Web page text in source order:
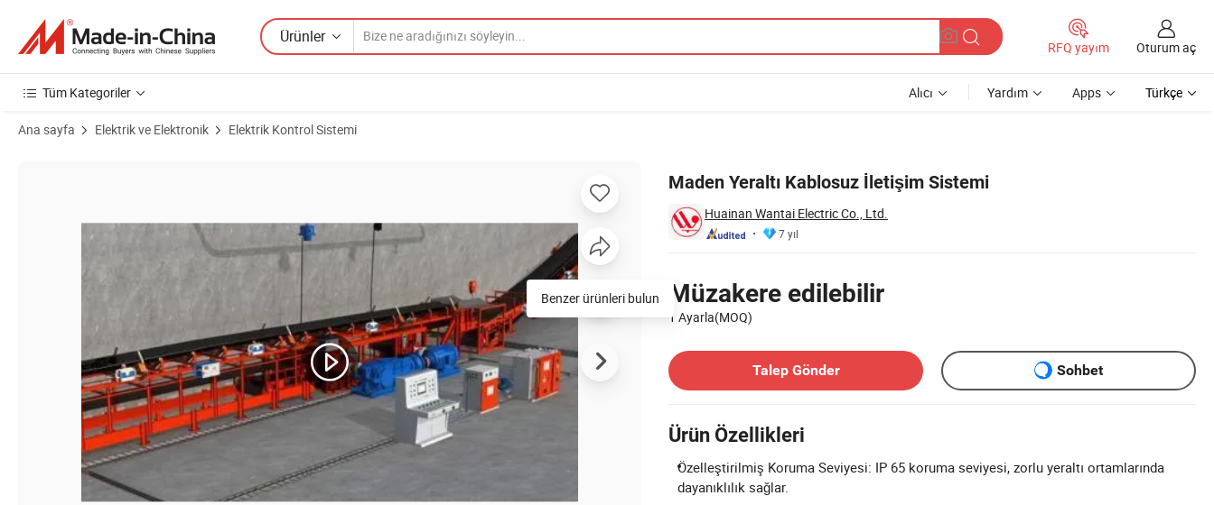
Ürünler
RFQ yayım Oturum aç
Tüm Kategoriler Alıcı Yardım Apps Türkçe
Ana sayfa Elektrik ve Elektronik Elektrik Kontrol Sistemi
Maden Yeraltı Kablosuz İletişim Sistemi
Huainan Wantai Electric Co., Ltd.
7 yıl
Müzakere edilebilir
1 Ayarla(MOQ)
Talep Gönder
Sohbet
Ürün Özellikleri
Özelleştirilmiş Koruma Seviyesi: IP 65 koruma seviyesi, zorlu yeraltı ortamlarında
dayanıklılık sağlar.
Benzer ürünleri bulun